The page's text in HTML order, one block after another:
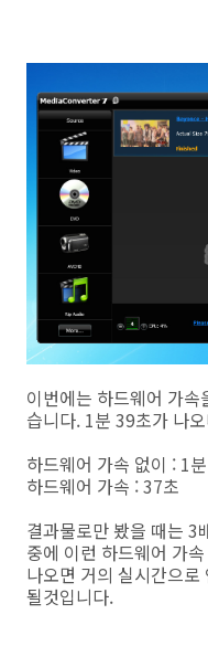
이번에는 하드웨어 가
습니다. 1분 39초가 나
하드웨어 가속 없이 : 1
하드웨어 가속 : 37초
결과물로만 봤을 때는 3
중에 이런 하드웨어 가
나오면 거의 실시간으
될것입니다.